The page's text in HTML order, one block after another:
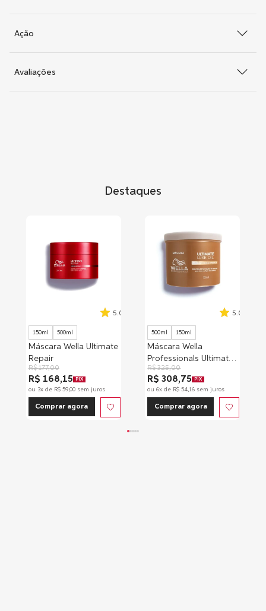
Ação
Avaliações
Destaques
5.0
150ml 500ml
Máscara Wella Ultimate
Repair
R$ 177,00
R$ 168,15 PIX
ou 3x de R$ 59,00sem juros
Comprar agora
5.0
500ml 150ml
Máscara Wella
Professionals Ultimate
Luxe Oil
R$ 325,00
R$ 308,75 PIX
ou6x de R$ 54,16 sem juros
Comprar agora